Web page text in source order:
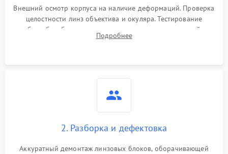
Внешний осмотр корпуса на наличие деформаций. Проверка
целостности линз объектива и окуляра. Тестирование
работы барабанчиков ввода поправок, кольца отстройки
параллакса и зума. Выявление сколов, внутренних
Подробнее
2. Разборка и дефектовка
Аккуратный демонтаж линзовых блоков, оборачивающей